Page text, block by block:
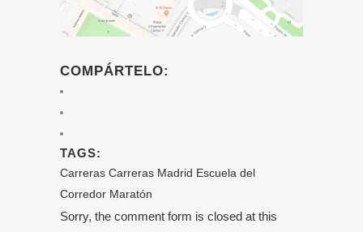
COMPÁRTELO:
TAGS:
Carreras Carreras Madrid Escuela del
Corredor Maratón
Sorry, the comment form is closed at this